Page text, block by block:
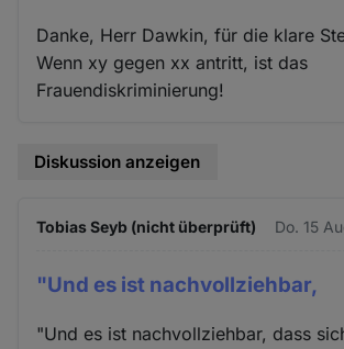
Danke, Herr Dawkin, für die klare
Wenn xy gegen xx antritt, ist das
Frauendiskriminierung!
Diskussion anzeigen
Tobias Seyb (nicht überprüft) Do. 15
"Und es ist nachvollziehbar,
"Und es ist nachvollziehbar, dass